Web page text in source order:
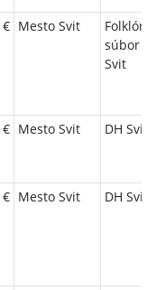
€ Mesto Svit
súbor
Svit
€ Mesto Svit DH
€ Mesto Svit DH